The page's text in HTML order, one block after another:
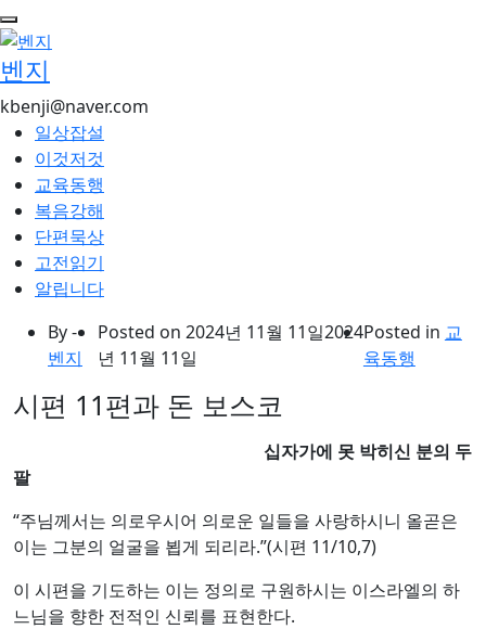
콘
텐
츠
로
건
너
뛰
기
벤지
kbenji@naver.com
일상잡설
이것저것
교육동행
복음강해
단편묵상
고전읽기
알립니다
By -
벤지
Posted on 2024년 11월 11일2024
년 11월 11일
Posted in 교
육동행
시편 11편과 돈 보스코
십자가에 못 박히신 분의 두
팔
“주님께서는 의로우시어 의로운 일들을 사랑하시니 올곧은
이는 그분의 얼굴을 뵙게 되리라.”(시편 11/10,7)
이 시편을 기도하는 이는 정의로 구원하시는 이스라엘의 하
느님을 향한 전적인 신뢰를 표현한다.